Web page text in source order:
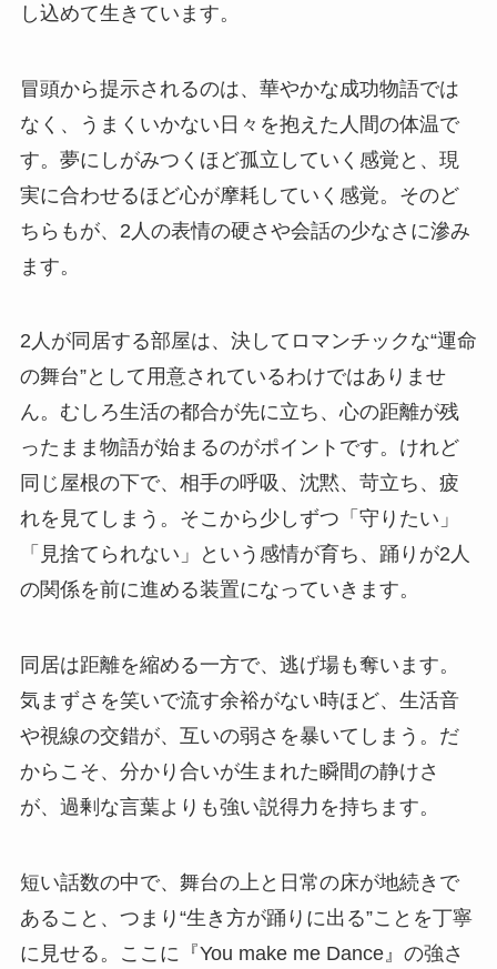
し込めて生きています。
冒頭から提示されるのは、華やかな成功物語では
なく、うまくいかない日々を抱えた人間の体温で
す。夢にしがみつくほど孤立していく感覚と、現
実に合わせるほど心が摩耗していく感覚。そのど
ちらもが、2人の表情の硬さや会話の少なさに滲み
ます。
2人が同居する部屋は、決してロマンチックな“運命
の舞台”として用意されているわけではありませ
ん。むしろ生活の都合が先に立ち、心の距離が残
ったまま物語が始まるのがポイントです。けれど
同じ屋根の下で、相手の呼吸、沈黙、苛立ち、疲
れを見てしまう。そこから少しずつ「守りたい」
「見捨てられない」という感情が育ち、踊りが2人
の関係を前に進める装置になっていきます。
同居は距離を縮める一方で、逃げ場も奪います。
気まずさを笑いで流す余裕がない時ほど、生活音
や視線の交錯が、互いの弱さを暴いてしまう。だ
からこそ、分かり合いが生まれた瞬間の静けさ
が、過剰な言葉よりも強い説得力を持ちます。
短い話数の中で、舞台の上と日常の床が地続きで
あること、つまり“生き方が踊りに出る”ことを丁寧
に見せる。ここに『You make me Dance』の強さ